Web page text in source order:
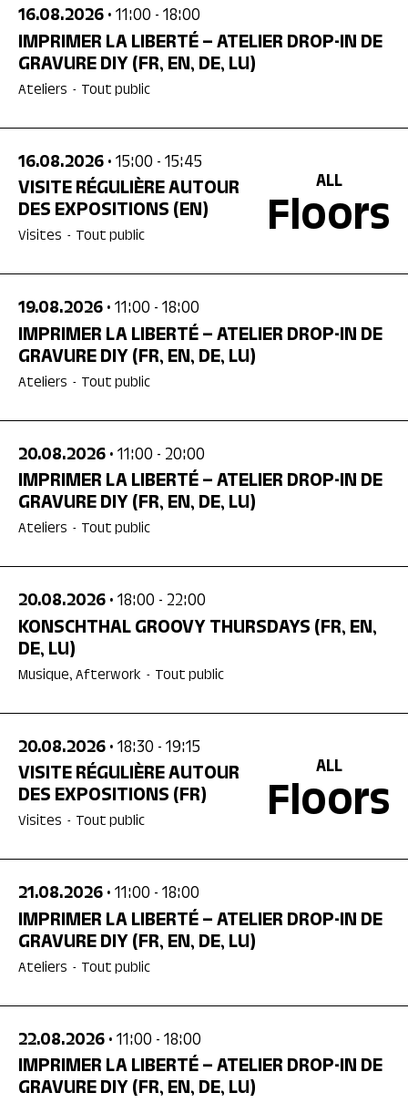
16.08.2026• 11:00 - 18:00
IMPRIMER LA LIBERTÉ – ATELIER DROP-IN DE
GRAVURE DIY(FR, EN, DE, LU)
Ateliers - Tout public
16.08.2026• 15:00 - 15:45
VISITE RÉGULIÈRE AUTOUR
DES EXPOSITIONS (EN)
Visites - Tout public
ALL
Floors
19.08.2026• 11:00 - 18:00
IMPRIMER LA LIBERTÉ – ATELIER DROP-IN DE
GRAVURE DIY(FR, EN, DE, LU)
Ateliers - Tout public
20.08.2026• 11:00 - 20:00
IMPRIMER LA LIBERTÉ – ATELIER DROP-IN DE
GRAVURE DIY(FR, EN, DE, LU)
Ateliers - Tout public
20.08.2026• 18:00 - 22:00
KONSCHTHAL GROOVY THURSDAYS (FR, EN,
DE, LU)
Musique, Afterwork - Tout public
20.08.2026• 18:30 - 19:15
VISITE RÉGULIÈRE AUTOUR
DES EXPOSITIONS (FR)
Visites - Tout public
ALL
Floors
21.08.2026• 11:00 - 18:00
IMPRIMER LA LIBERTÉ – ATELIER DROP-IN DE
GRAVURE DIY(FR, EN, DE, LU)
Ateliers - Tout public
22.08.2026• 11:00 - 18:00
IMPRIMER LA LIBERTÉ – ATELIER DROP-IN DE
GRAVURE DIY(FR, EN, DE, LU)